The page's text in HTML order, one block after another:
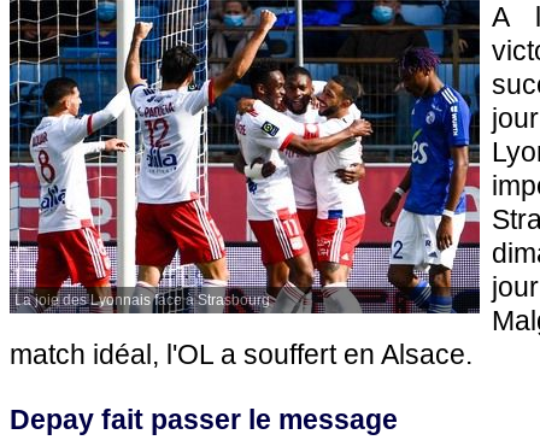
La joie des Lyonnais face à Strasbourg
A
match idéal, l'OL a souffert en Alsace.
Depay fait passer le message